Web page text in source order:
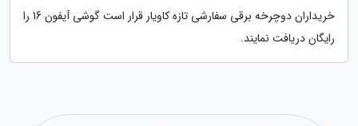
خریداران دوچرخه برقی سفارشی تازه کاویار قرار است گوشی آیفون 16 را
رایگان دریافت نمایند.